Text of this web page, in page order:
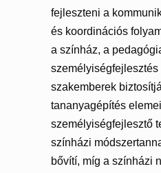
fejleszteni a
és koordinációs
a színház, a
szakemberek
tananyagépítés
személyiségfejlesztő
színházi
bővítí, míg a színházi